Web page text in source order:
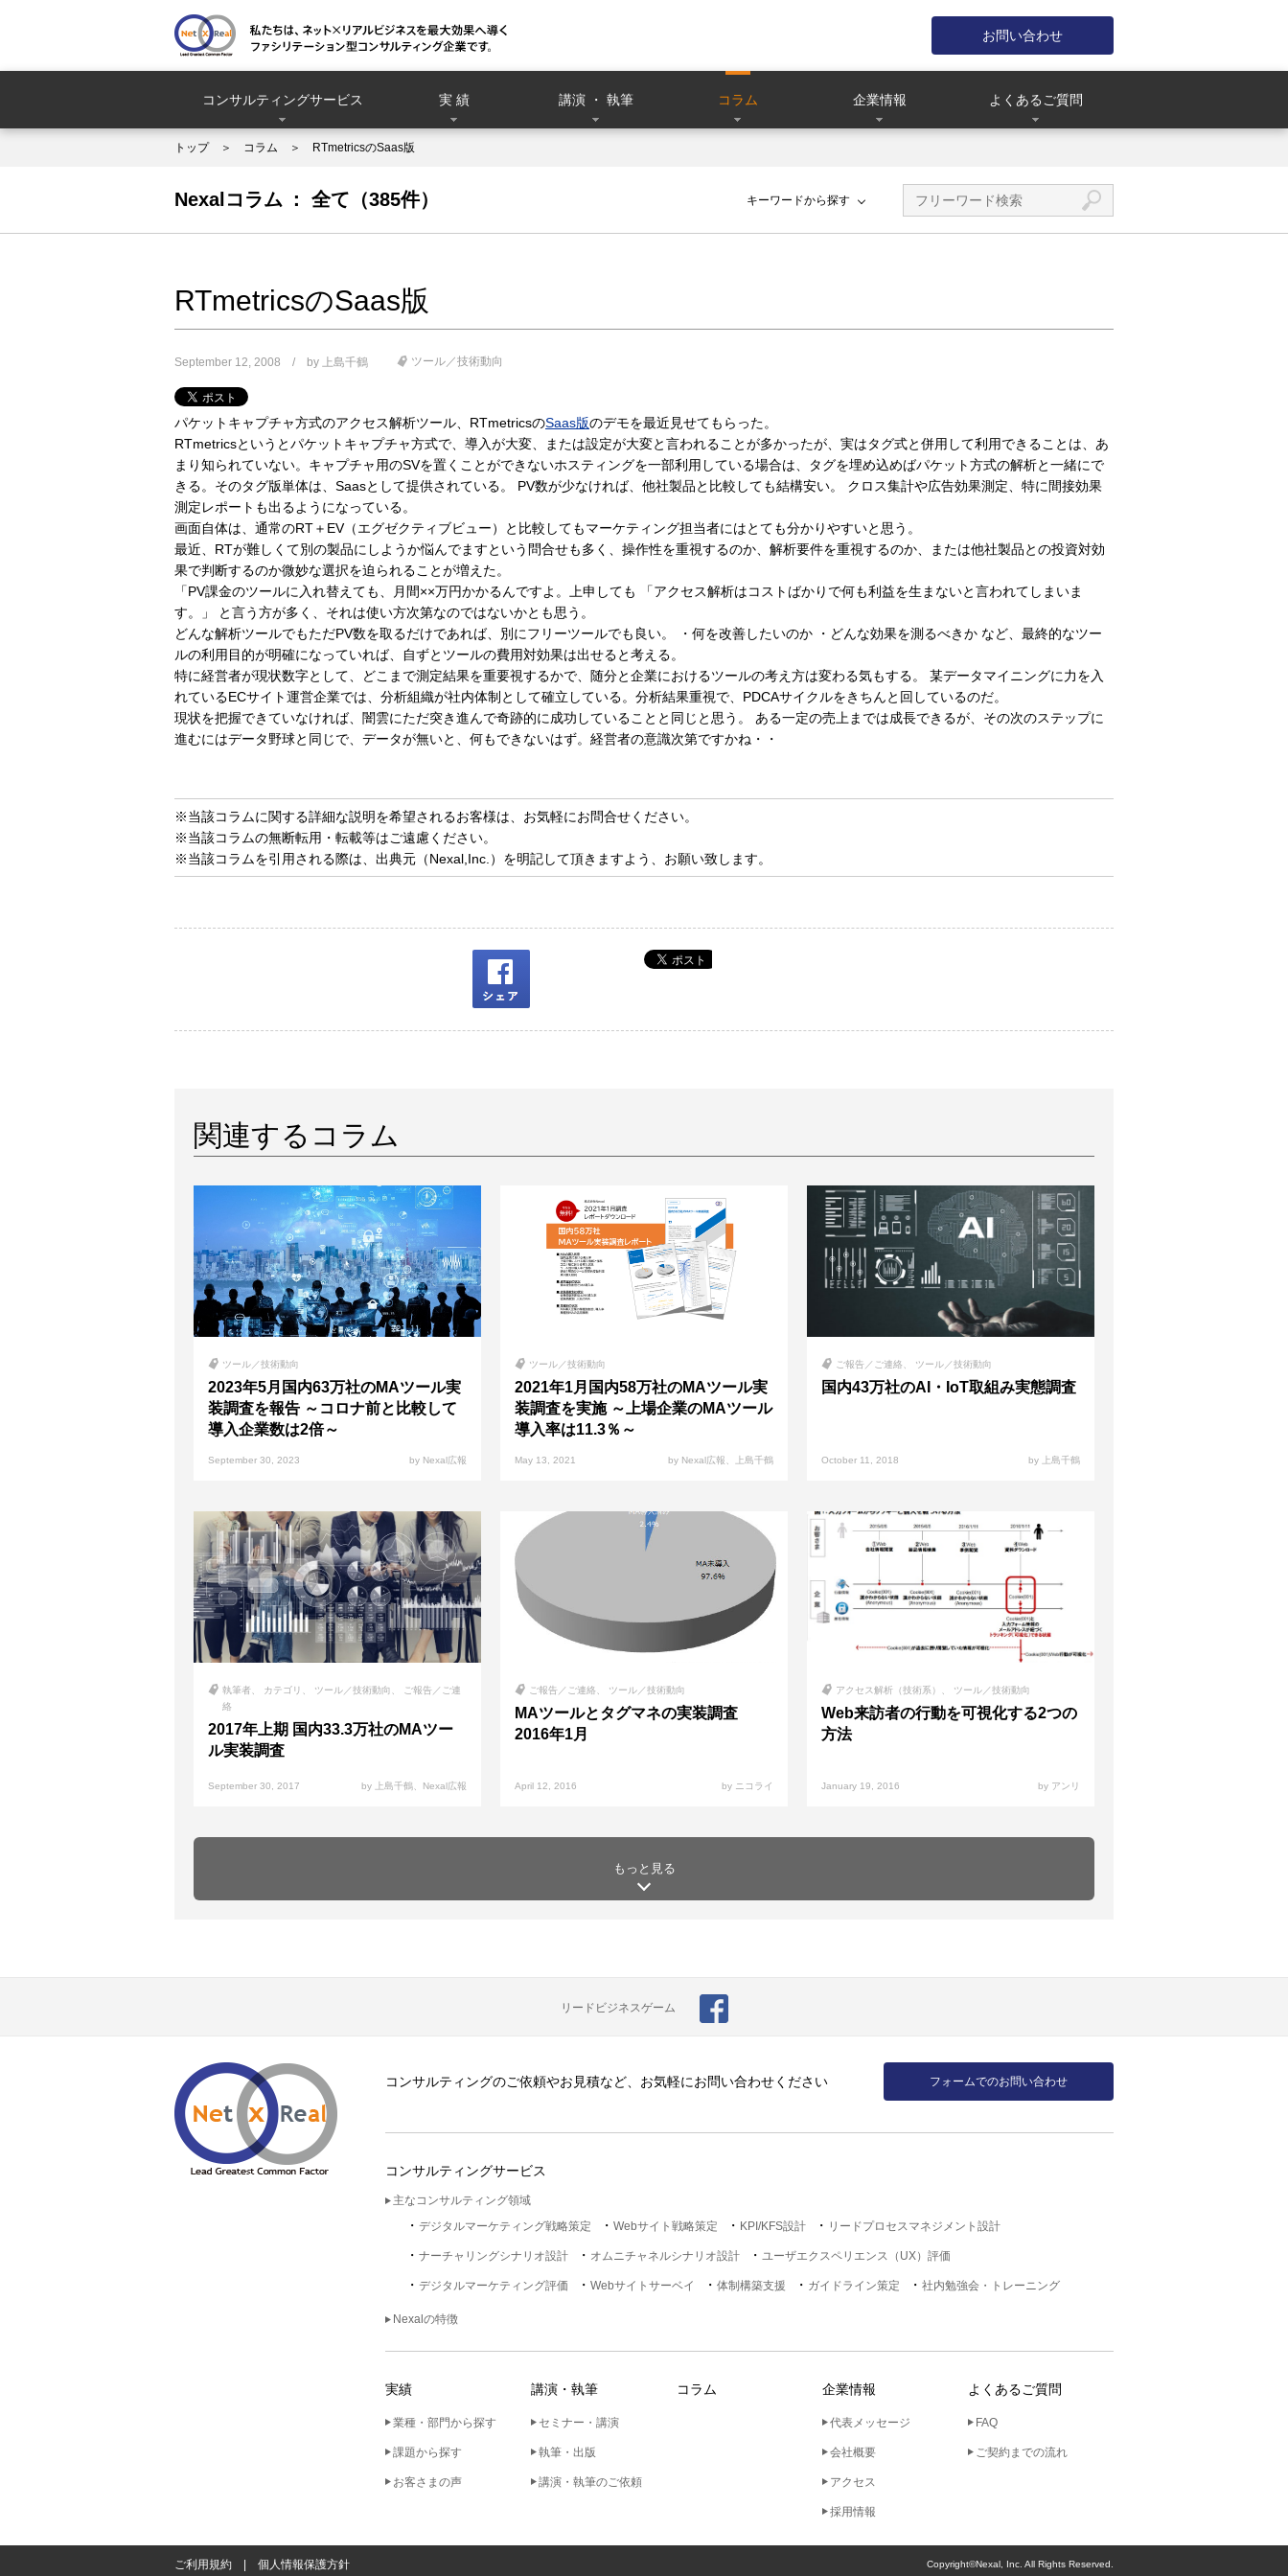
お問い合わせ
コンサルティングサービス 実 績 講演 ・ 執筆 コラム 企業情報 よくあるご質問
トップ コラム RTmetricsのSaas版
Nexalコラム 全て（385件） キーワードから探す
RTmetricsのSaas版
September 12, 2008 by 上島千鶴 ツール／技術動向
パケットキャプチャ方式のアクセス解析ツール、RTmetricsのSaas版のデモを最近見せてもらった。
RTmetricsというとパケットキャプチャ方式で、導入が大変、または設定が大変と言われることが多かったが、実はタグ式と併用して利用できることは、あ
まり知られていない。キャプチャ用のSVを置くことができないホスティングを一部利用している場合は、タグを埋め込めばパケット方式の解析と一緒にで
きる。そのタグ版単体は、Saasとして提供されている。 PV数が少なければ、他社製品と比較しても結構安い。 クロス集計や広告効果測定、特に間接効果
測定レポートも出るようになっている。
画面自体は、通常のRT＋EV（エグゼクティブビュー）と比較してもマーケティング担当者にはとても分かりやすいと思う。
最近、RTが難しくて別の製品にしようか悩んでますという問合せも多く、操作性を重視するのか、解析要件を重視するのか、または他社製品との投資対効
果で判断するのか微妙な選択を迫られることが増えた。
「PV課金のツールに入れ替えても、月間××万円かかるんですよ。上申しても 「アクセス解析はコストばかりで何も利益を生まないと言われてしまいま
す。」 と言う方が多く、それは使い方次第なのではないかとも思う。
どんな解析ツールでもただPV数を取るだけであれば、別にフリーツールでも良い。 ・何を改善したいのか ・どんな効果を測るべきか など、最終的なツー
ルの利用目的が明確になっていれば、自ずとツールの費用対効果は出せると考える。
特に経営者が現状数字として、どこまで測定結果を重要視するかで、随分と企業におけるツールの考え方は変わる気もする。 某データマイニングに力を入
れているECサイト運営企業では、分析組織が社内体制として確立している。分析結果重視で、PDCAサイクルをきちんと回しているのだ。
現状を把握できていなければ、闇雲にただ突き進んで奇跡的に成功していることと同じと思う。 ある一定の売上までは成長できるが、その次のステップに
進むにはデータ野球と同じで、データが無いと、何もできないはず。経営者の意識次第ですかね・・
※当該コラムに関する詳細な説明を希望されるお客様は、お気軽にお問合せください。
※当該コラムの無断転用・転載等はご遠慮ください。
※当該コラムを引用される際は、出典元（Nexal,Inc.）を明記して頂きますよう、お願い致します。
関連するコラム
ツール／技術動向
2023年5月国内63万社のMAツール実
装調査を報告 ～コロナ前と比較して
導入企業数は2倍～
September 30, 2023 by Nexal広報
ツール／技術動向
2021年1月国内58万社のMAツール実
装調査を実施 ～上場企業のMAツール
導入率は11.3％～
May 13, 2021 by Nexal広報、上島千鶴
ご報告／ご連絡 ツール／技術動向
国内43万社のAI・IoT取組み実態調査
October 11, 2018 by 上島千鶴
執筆者 カテゴリ ツール／技術動向
ご報告／ご連
絡
2017年上期 国内33.3万社のMAツー
ル実装調査
September 30, 2017 by 上島千鶴、Nexal広報
ご報告／ご連絡 ツール／技術動向
MAツールとタグマネの実装調査
2016年1月
April 12, 2016 by ニコライ
アクセス解析（技術系） ツール／技術動向
Web来訪者の行動を可視化する2つの
方法
January 19, 2016 by アンリ
もっと見る
リードビジネスゲーム
コンサルティングのご依頼やお見積など、お気軽にお問い合わせください フォームでのお問い合わせ
コンサルティングサービス
主なコンサルティング領域
デジタルマーケティング戦略策定
Webサイト戦略策定 KPI/KFS設計 リードプロセスマネジメント設計
ナーチャリングシナリオ設計 オムニチャネルシナリオ設計 ユーザエクスペリエンス（UX）評価
デジタルマーケティング評価 Webサイトサーベイ 体制構築支援 ガイドライン策定 社内勉強会・トレーニング
Nexalの特徴
実績
業種・部門から探す
課題から探す
お客さまの声
講演・執筆
セミナー・講演
執筆・出版
講演・執筆のご依頼
コラム 企業情報
代表メッセージ
会社概要
アクセス
採用情報
よくあるご質問
FAQ
ご契約までの流れ
ご利用規約 個人情報保護方針 Copyright©Nexal, Inc. All Rights Reserved.